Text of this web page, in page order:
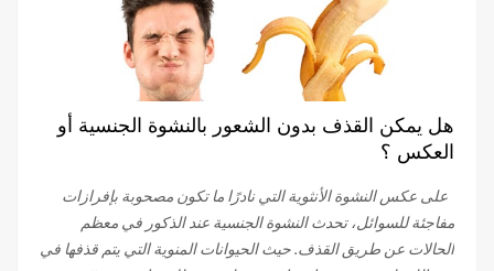
هل يمكن القذف بدون الشعور بالنشوة الجنسية أو
العكس ؟
على عكس النشوة الأنثوية التي نادرًا ما تكون مصحوبة بإفرازات
مفاجئة للسوائل، تحدث النشوة الجنسية عند الذكور في معظم
الحالات عن طريق القذف. حيث الحيوانات المنوية التي يتم قذفها في